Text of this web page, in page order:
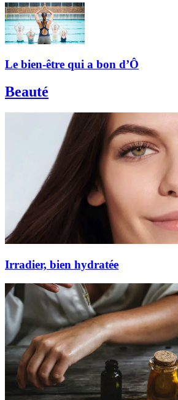
Le bien-être qui a bon d’Ô
Beauté
Irradier, bien hydratée